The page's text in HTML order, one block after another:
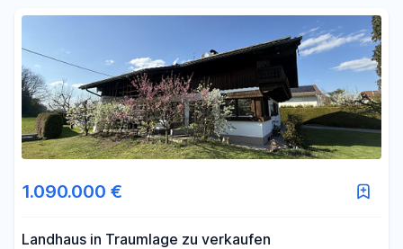
1.090.000 €
Landhaus in Traumlage zu verkaufen